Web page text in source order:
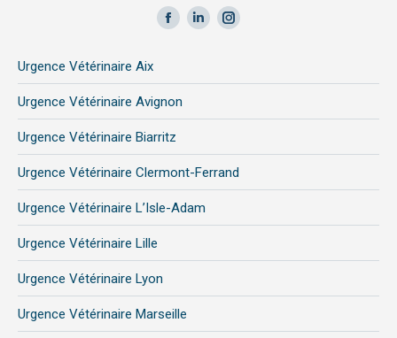
Facebook
in
new
window
LinkedIn
new
Instagram
new
Urgence Vétérinaire Aix
Urgence Vétérinaire Avignon
Urgence Vétérinaire Biarritz
Urgence Vétérinaire Clermont-Ferrand
Urgence Vétérinaire L’Isle-Adam
Urgence Vétérinaire Lille
Urgence Vétérinaire Lyon
Urgence Vétérinaire Marseille